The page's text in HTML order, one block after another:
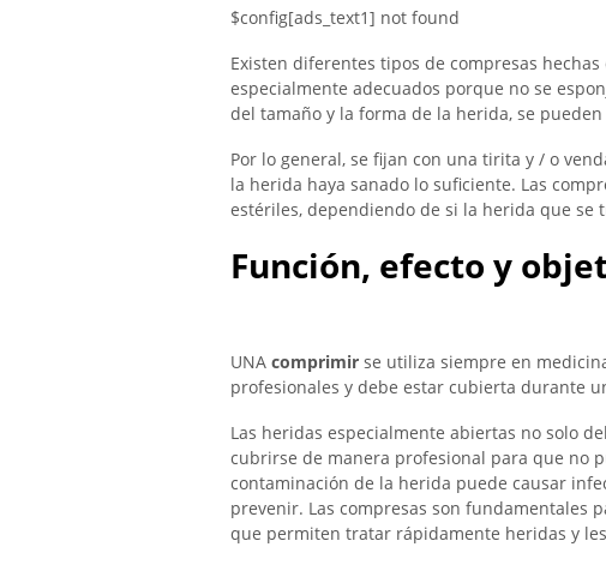
$config[ads_text1] not found
Existen diferentes tipos de compresas
especialmente adecuados porque no se
del tamaño y la forma de la herida, se
Por lo general, se fijan con una tirita y / o
la herida haya sanado lo suficiente. Las
estériles, dependiendo de si la herida que se
Función, efecto y
UNA comprimir se utiliza siempre en
profesionales y debe estar cubierta durante
Las heridas especialmente abiertas no solo
cubrirse de manera profesional para que no
contaminación de la herida puede causar
prevenir. Las compresas son fundamentales
que permiten tratar rápidamente heridas y